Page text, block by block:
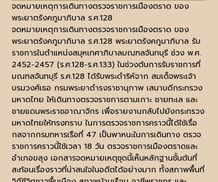
จดหมายเหตุการเดินทางตรวจราชการเมืองตราด ของ
พระยาตรังคภูมาภิบาล ร.ศ.128
จดหมายเหตุการเดินทางตรวจราชการเมืองตราด ของ
พระยาตรังคภูมาภิบาล ร.ศ.128 พระยาตรังคภูมาภิบาล รับ
ราชการในตำแหน่งสมุหเทศาภิบาลมณฑลจันทบุรี ช่วง พ.ศ.
2452-2457 (ร.ศ.128-ร.ศ.133) ในช่วงต้นการรับราชการที่
มณฑลจันทบุรี ร.ศ.128 ได้รับพระดำริห์จาก สมเด็จพระเจ้า
บรมวงศ์เธอ กรมพระยาดำรงราชานุภาพ เสนาบดีกระทรวง
มหาดไทย ให้เดินทางตรวจราชการตามเกาะ ชายทะเล และ
ชายแดนพระราชอาณาจักร เพื่อรายงานกลับไปยังกระทรวง
มหาดไทยให้ทรงทราบ ในการตรวจราชการคราวนี้ได้ใช้เรื่อ
กลจากกรมทหารเรือที่ 47 เป็นพาหนะในการเดินทาง ตรวจ
ราชการคราวนี้ใช้เวลา 18 วัน ตรวจราชการเมืองตราดและ
อำเภอขลุง เอกสารจดหมายเหตุชุดนี้เห็นหลักฐานชั้นต้นที่
สะท้อนเรื่องราวที่น่าสนใจในอดีตได้อย่างมาก ทั้งสภาพพื้นที่